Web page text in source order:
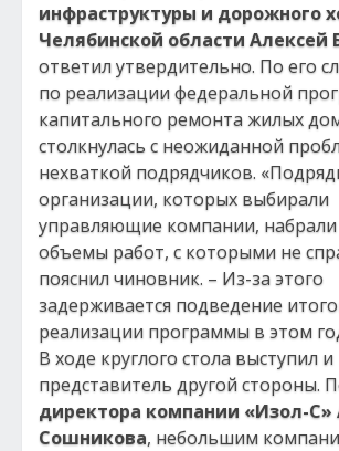
инфраструктуры и дорожного
Челябинской области Алексей
ответил утвердительно. По его
по реализации федеральной
капитального ремонта жилых
столкнулась с неожиданной
нехваткой подрядчиков.
организации, которых выбирали
управляющие компании,
объемы работ, с которыми не
пояснил чиновник. – Из-за этого
задерживается подведение
реализации программы в этом
В ходе круглого стола выступил и
представитель другой стороны.
директора компании «Изол-С»
Сошникова, небольшим